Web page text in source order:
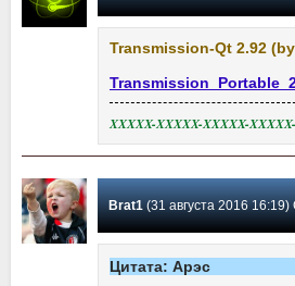
Transmission-Qt 2.92
XXXXX-XXXXX-XXXXX-
Brat1(31 августа 2016 16:19)
Цитата: Арэс